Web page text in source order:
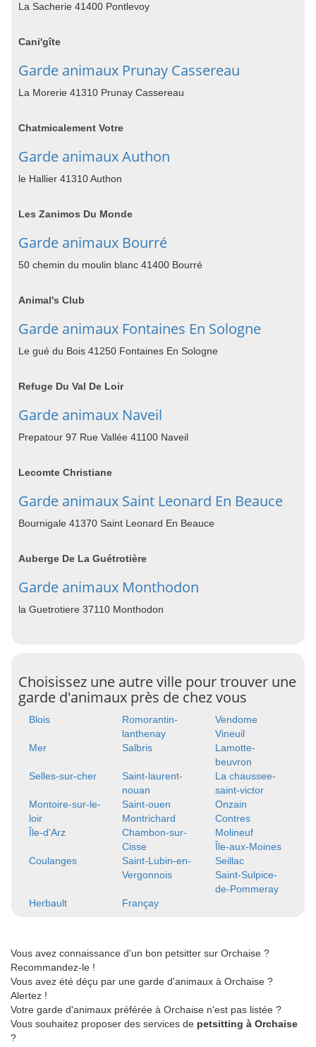
La Sacherie 41400 Pontlevoy
Cani'gîte
Garde animaux Prunay Cassereau
La Morerie 41310 Prunay Cassereau
Chatmicalement Votre
Garde animaux Authon
le Hallier 41310 Authon
Les Zanimos Du Monde
Garde animaux Bourré
50 chemin du moulin blanc 41400 Bourré
Animal's Club
Garde animaux Fontaines En Sologne
Le gué du Bois 41250 Fontaines En Sologne
Refuge Du Val De Loir
Garde animaux Naveil
Prepatour 97 Rue Vallée 41100 Naveil
Lecomte Christiane
Garde animaux Saint Leonard En Beauce
Bournigale 41370 Saint Leonard En Beauce
Auberge De La Guétrotière
Garde animaux Monthodon
la Guetrotiere 37110 Monthodon
Choisissez une autre ville pour trouver une
garde d'animaux près de chez vous
Blois
Romorantin-
lanthenay
Vendome
Vineuil
Mer
Salbris
Lamotte-
beuvron
Selles-sur-cher
Saint-laurent-
nouan
La chaussee-
saint-victor
Montoire-sur-le-
loir
Saint-ouen
Onzain
Montrichard
Contres
Île-d'Arz
Chambon-sur-
Cisse
Molineuf
Île-aux-Moines
Coulanges
Saint-Lubin-en-
Vergonnois
Seillac
Saint-Sulpice-
de-Pommeray
Herbault
Françay
Vous avez connaissance d'un bon petsitter sur Orchaise ?
Recommandez-le !
Vous avez été déçu par une garde d'animaux à Orchaise ?
Alertez !
Votre garde d'animaux préférée à Orchaise n'est pas listée ?
Vous souhaitez proposer des services de petsitting à Orchaise
?